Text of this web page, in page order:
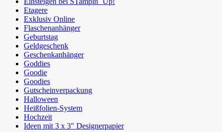
Etagere
Exklusiv Online
Flaschenanhänger
Geburtstag
Geldgeschenk
Geschenkanhänger
Goddies
Goodie
Goodies
Gutscheinverpackung
Halloween
Heißfolien-System
Hochzeit
Ideen mit 3 x 3" Designerpapier